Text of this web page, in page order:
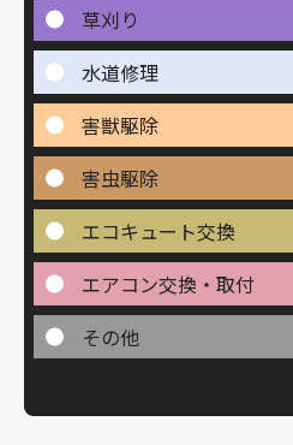
草刈り
水道修理
害獣駆除
害虫駆除
エコキュート交換
エアコン交換・取付
その他